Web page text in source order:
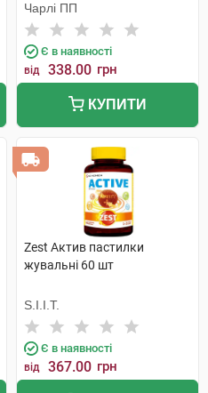
Чарлі ПП
Є в наявності
від 338.00 грн
КУПИТИ
Zest Актив пастилки
жувальні 60 шт
S.I.I.T.
Є в наявності
від 367.00 грн